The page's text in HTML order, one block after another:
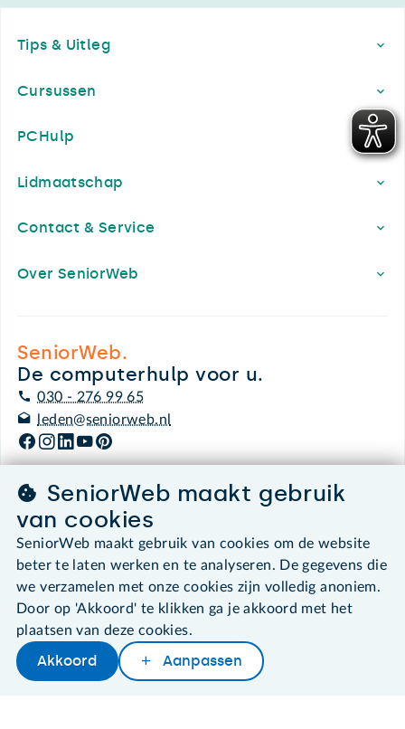
Later lezen Delen Woordenboek
Tips & Uitleg
Cursussen
PCHulp
Lidmaatschap
Contact & Service
Over SeniorWeb
SeniorWeb.
De computerhulp voor u.
030 - 276 99 65
leden@seniorweb.nl
©2026 SeniorWeb
Algemene voorwaarden
Cookies en cookie-instellingen
Disclaimer
About SeniorWeb
SeniorWeb maakt gebruik
van cookies
SeniorWeb maakt gebruik van cookies om de website
beter te laten werken en te analyseren. De gegevens die
we verzamelen met onze cookies zijn volledig anoniem.
Door op 'Akkoord' te klikken ga je akkoord met het
plaatsen van deze cookies.
Akkoord Aanpassen